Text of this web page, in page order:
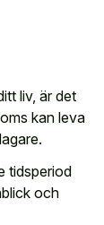
liv, är det
kan leva
tidsperiod
och